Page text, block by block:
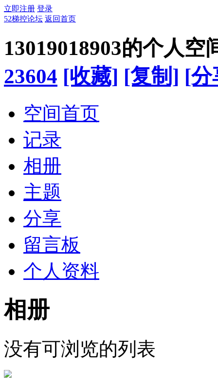
立即注册 登录
52梯控论坛 返回首页
13019018903的个人空
23604 [收藏] [复制] [分
空间首页
记录
相册
主题
分享
留言板
个人资料
相册
没有可浏览的列表